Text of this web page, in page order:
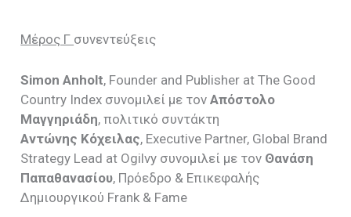
Μέρος Γ συνεντεύξεις
Simon Anholt, Founder and Publisher at The Good
Country Index συνομιλεί με τονΑπόστολο
Μαγγηριάδη, πολιτικό συντάκτη
Αντώνης Κόχειλας, Executive Partner, Global Brand
Strategy Lead at Ogilvy συνομιλεί με τον Θανάση
Παπαθανασίου, Πρόεδρο & Eπικεφαλής
Δημιουργικού Frank & Fame